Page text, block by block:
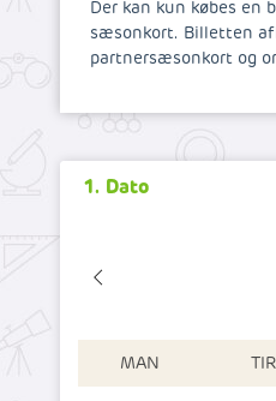
Der kan kun købes en
sæsonkort. Billetten
partnersæsonkort og
1. Dato
MAN TIR